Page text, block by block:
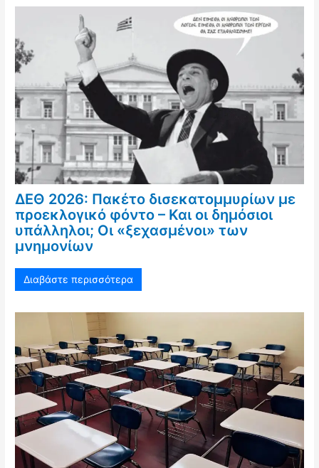
ΔΕΘ 2026: Πακέτο δισεκατομμυρίων με
προεκλογικό φόντο – Και οι δημόσιοι
υπάλληλοι; Οι «ξεχασμένοι» των
μνημονίων
Διαβάστε περισσότερα